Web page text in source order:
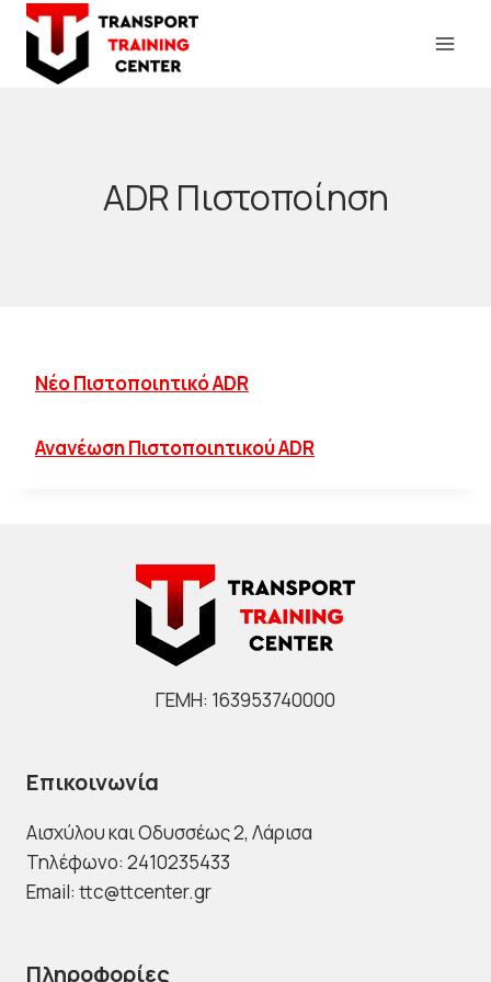
Skip
content
ADR Πιστοποίηση
Νέο Πιστοποιητικό ADR
Ανανέωση Πιστοποιητικού ADR
ΓΕΜΗ: 163953740000
Επικοινωνία
Αισχύλου και Οδυσσέως 2, Λάρισα
Τηλέφωνο: 2410235433
Email: ttc@ttcenter.gr
Πληροφορίες